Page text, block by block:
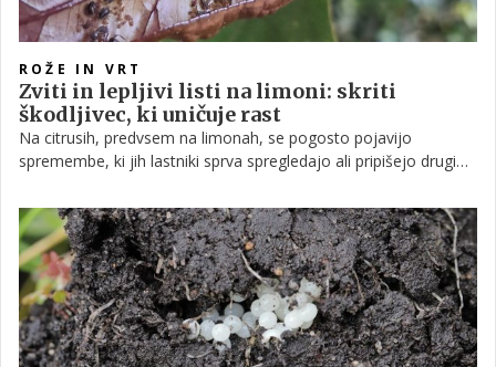
ROŽE IN VRT
Zviti in lepljivi listi na limoni: skriti
škodljivec, ki uničuje rast
Na citrusih, predvsem na limonah, se pogosto pojavijo
spremembe, ki jih lastniki sprva spregledajo ali pripišejo drugim
listov, lepljiva površina na rastlini ter oslabljena rast mladih
poganjkov. Takšni simptomi običajno kažejo, da je rastlina pod
stresom ali napadena s škodljivci, zato je pravočasno ukrepanje
ključno za njeno okrevanje.